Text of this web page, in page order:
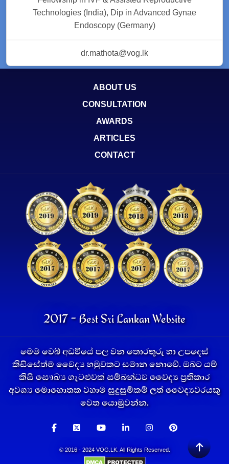
Technologies (India), Dip in Advanced Gynae
Endoscopy (Germany)
dr.mathota@vog.lk
ABOUT US
CONSULTATION
AWARDS
ARTICLES
CONTACT
2017 - Best Sri Lankan Website
මෙම වෙබ් අඩවියේ පල වන තොරතුරු හා උපදෙස්
කිසිසේත්ම වෛද්‍ය හමුවකට සමාන නොවේ. ඔබට යම්
කිසි සෞඛ්‍ය ගැටළුවක් සම්බන්ධව වෛද්‍ය ප්‍රතිකාර
අවශ්‍ය මොහොතක වහාම සුදුසුම්කම් ලත් වෛද්‍යවරයකු
වෙත යොමුවන්න.
© 2016 - 2024 VOG.LK. All Rights Reserved.